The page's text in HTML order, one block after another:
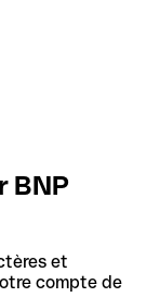
BNP
et
compte de